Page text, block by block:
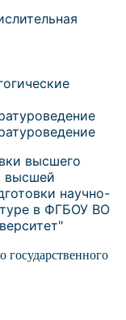
высшего
высшей
научно-
в ФГБОУ ВО